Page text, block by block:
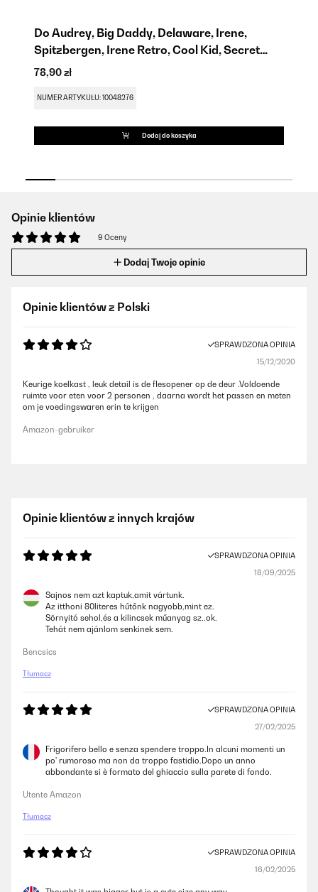
Do Audrey, Big Daddy, Delaware, Irene,
Spitzbergen, Irene Retro, Cool Kid, Secret
Cool
78,90 zł
NUMER ARTYKUŁU: 10048276
Dodaj do koszyka
Opinie klientów
9 Oceny
Dodaj Twoje opinie
Opinie klientów z Polski
SPRAWDZONA OPINIA
15/12/2020
Keurige koelkast , leuk detail is de flesopener op de deur .Voldoende
ruimte voor eten voor 2 personen , daarna wordt het passen en meten
om je voedingswaren erin te krijgen
Amazon-gebruiker
Opinie klientów z innych krajów
SPRAWDZONA OPINIA
18/09/2025
Sajnos nem azt kaptuk,amit vártunk.
Az itthoni 80literes hűtőnk nagyobb,mint ez.
Sörnyitó sehol,és a kilincsek műanyag sz..ok.
Tehát nem ajánlom senkinek sem.
Bencsics
Tłumacz
SPRAWDZONA OPINIA
27/02/2025
Frigorifero bello e senza spendere troppo.In alcuni momenti un
po' rumoroso ma non da troppo fastidio.Dopo un anno
abbondante si è formato del ghiaccio sulla parete di fondo.
Utente Amazon
Tłumacz
SPRAWDZONA OPINIA
16/02/2025